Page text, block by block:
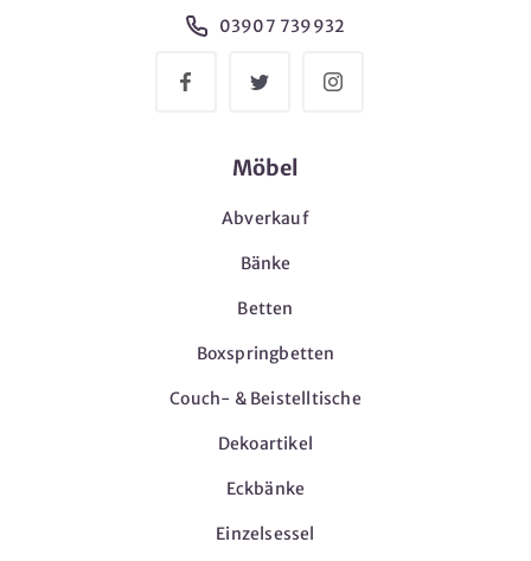
03907 739932
Möbel
Abverkauf
Bänke
Betten
Boxspringbetten
Couch- & Beistelltische
Dekoartikel
Eckbänke
Einzelsessel